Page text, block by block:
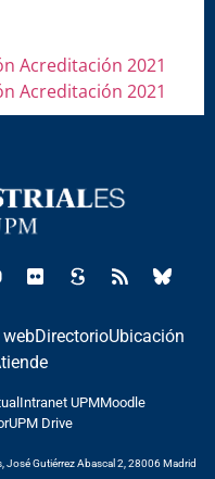
Acreditación 2021
Acreditación 2021
DirectorioUbicación
Intranet UPMMoodle
UPM Drive
José Gutiérrez Abascal 2, 28006 Madrid